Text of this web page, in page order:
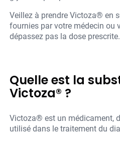
Veillez à prendre Victoza® en
fournies par votre médecin ou
dépassez pas la dose prescrite.
Quelle est la
Victoza® ?
Victoza® est un médicament,
utilisé dans le traitement du